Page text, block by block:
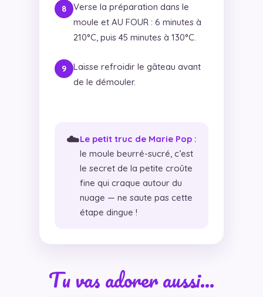
Verse la préparation dans le
moule et AU FOUR : 6 minutes à
210°C, puis 45 minutes à 130°C.
Laisse refroidir le gâteau avant
de le démouler.
☁️Le petit truc de Marie Pop :
le moule beurré-sucré, c’est
le secret de la petite croûte
fine qui craque autour du
nuage — ne saute pas cette
étape dingue !
Tu vas adorer aussi…